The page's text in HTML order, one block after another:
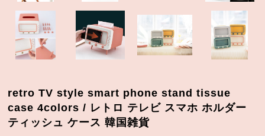
retro TV style smart phone stand tissue
case 4colors / レトロ テレビ スマホ ホルダー
ティッシュ ケース 韓国雑貨